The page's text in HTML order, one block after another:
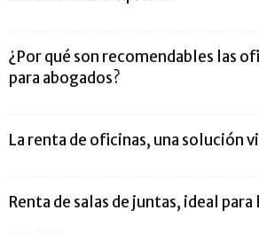
¿Por qué son recomendables las
para abogados?
La renta de oficinas, una solución
Renta de salas de juntas, ideal para